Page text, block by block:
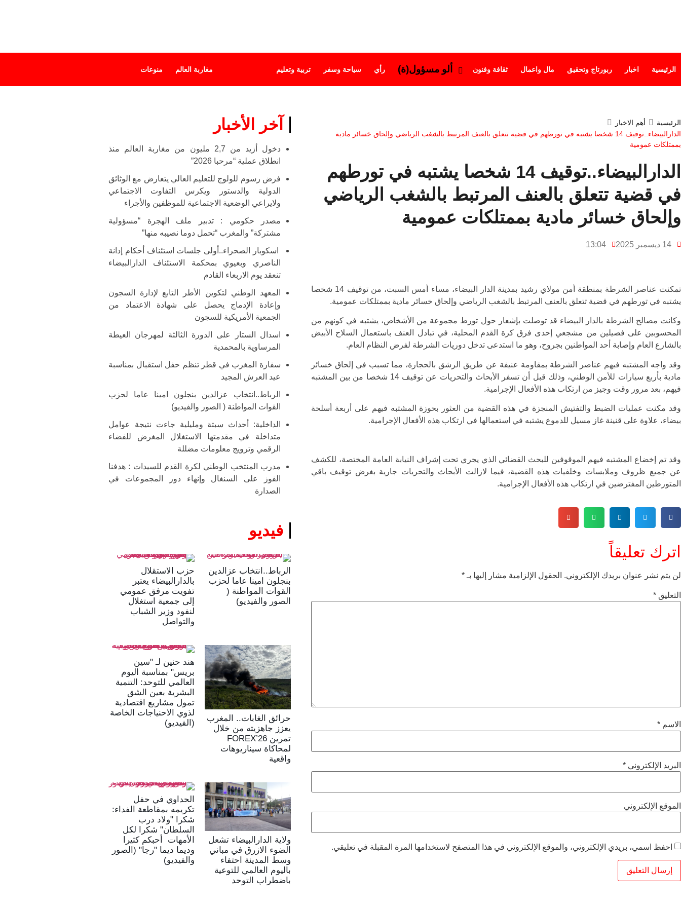
الرئيسية اخبار ربورتاج وتحقيق مال واعمال ثقافة وفنون ألو مسؤول(ة) رأي سياحة وسفر تربية وتعليم مغاربة العالم منوعات
الرئيسية
أهم الاخبار
الدارالبيضاء..توقيف 14 شخصا يشتبه في تورطهم في قضية تتعلق بالعنف المرتبط بالشغب الرياضي وإلحاق خسائر مادية
بممتلكات عمومية
الدارالبيضاء..توقيف 14 شخصا يشتبه في تورطهم
في قضية تتعلق بالعنف المرتبط بالشغب الرياضي
وإلحاق خسائر مادية بممتلكات عمومية
14 ديسمبر 2025 13:04
تمكنت عناصر الشرطة بمنطقة أمن مولاي رشيد بمدينة الدار البيضاء، مساء أمس السبت، من توقيف 14 شخصا
يشتبه في تورطهم في قضية تتعلق بالعنف المرتبط بالشغب الرياضي وإلحاق خسائر مادية بممتلكات عمومية.
وكانت مصالح الشرطة بالدار البيضاء قد توصلت بإشعار حول تورط مجموعة من الأشخاص، يشتبه في كونهم من
المحسوبين على فصيلين من مشجعي إحدى فرق كرة القدم المحلية، في تبادل العنف باستعمال السلاح الأبيض
بالشارع العام وإصابة أحد المواطنين بجروح، وهو ما استدعى تدخل دوريات الشرطة لفرض النظام العام.
وقد واجه المشتبه فيهم عناصر الشرطة بمقاومة عنيفة عن طريق الرشق بالحجارة، مما تسبب في إلحاق خسائر
مادية بأربع سيارات للأمن الوطني، وذلك قبل أن تسفر الأبحاث والتحريات عن توقيف 14 شخصا من بين المشتبه
فيهم، بعد مرور وقت وجيز من ارتكاب هذه الأفعال الإجرامية.
وقد مكنت عمليات الضبط والتفتيش المنجزة في هذه القضية من العثور بحوزة المشتبه فيهم على أربعة أسلحة
بيضاء، علاوة على قنينة غاز مسيل للدموع يشتبه في استعمالها في ارتكاب هذه الأفعال الإجرامية.
وقد تم إخضاع المشتبه فيهم الموقوفين للبحث القضائي الذي يجري تحت إشراف النيابة العامة المختصة، للكشف
عن جميع ظروف وملابسات وخلفيات هذه القضية، فيما لازالت الأبحاث والتحريات جارية بغرض توقيف باقي
المتورطين المفترضين في ارتكاب هذه الأفعال الإجرامية.
اترك تعليقاً
لن يتم نشر عنوان بريدك الإلكتروني. الحقول الإلزامية مشار إليها بـ *
التعليق *
الاسم *
البريد الإلكتروني *
الموقع الإلكتروني
احفظ اسمي، بريدي الإلكتروني، والموقع الإلكتروني في هذا المتصفح لاستخدامها المرة المقبلة في تعليقي.
آخر الأخبار
دخول أزيد من 2,7 مليون من مغاربة العالم منذ
انطلاق عملية “مرحبا 2026”
فرض رسوم للولوج للتعليم العالي يتعارض مع الوثائق
الدولية والدستور ويكرس التفاوت الاجتماعي
ولايراعي الوضعية الاجتماعية للموظفين والأجراء
مصدر حكومي : تدبير ملف الهجرة “مسؤولية
مشتركة” والمغرب “تحمل دوما نصيبه منها”
اسكوبار الصحراء..أولى جلسات استئناف أحكام إدانة
الناصري وبعيوي بمحكمة الاستئناف الدارالبيضاء
تنعقد يوم الاربعاء القادم
المعهد الوطني لتكوين الأطر التابع لإدارة السجون
وإعادة الإدماج يحصل على شهادة الاعتماد من
الجمعية الأمريكية للسجون
اسدال الستار على الدورة الثالثة لمهرجان العيطة
المرساوية بالمحمدية
سفارة المغرب في قطر تنظم حفل استقبال بمناسبة
عيد العرش المجيد
الرباط..انتخاب عزالدين بنجلون امينا عاما لحزب
القوات المواطنة ( الصور والفيديو)
الداخلية: أحداث سبتة ومليلية جاءت نتيجة عوامل
متداخلة في مقدمتها الاستغلال المغرض للفضاء
الرقمي وترويج معلومات مضللة
مدرب المنتخب الوطني لكرة القدم للسيدات : هدفنا
الفوز على السنغال وإنهاء دور المجموعات في
الصدارة
فيديو
الرباط..انتخاب عزالدين
بنجلون امينا عاما لحزب
القوات المواطنة (
الصور والفيديو)
حزب الاستقلال
بالدارالبيضاء يعتبر
تفويت مرفق عمومي
إلى جمعية استغلال
لنفود وزير الشباب
والتواصل
حرائق الغابات.. المغرب
يعزز جاهزيته من خلال
تمرين FOREX’26
لمحاكاة سيناريوهات
واقعية
هند حنين لـ "سين
بريس" بمناسبة اليوم
العالمي للتوحد: التنمية
البشرية بعين الشق
تمول مشاريع اقتصادية
لذوي الاحنياجات الخاصة
(الفيديو)
ولاية الدارالبيضاء تشعل
الضوء الازرق في مباني
وسط المدينة احتفاء
باليوم العالمي للتوعية
باضطراب التوحد
الحداوي في حفل
تكريمه بمقاطعة الفداء:
شكرا "ولاد درب
السلطان" شكرا لكل
الأمهات أحبكم كثيرا
وديما ديما "رجا" (الصور
والفيديو)